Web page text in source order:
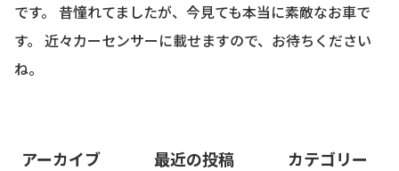
です。 昔憧れてましたが、今見ても本当に素敵なお車で
す。 近々カーセンサーに載せますので、お待ちください
ね。
アーカイブ 最近の投稿 カテゴリー